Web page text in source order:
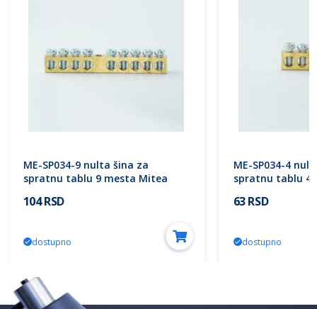
ME-SP034-9 nulta šina za
spratnu tablu 9 mesta Mitea
104 RSD
dostupno
ME-SP034-4
spratnu tablu 4
63 RSD
dostupno